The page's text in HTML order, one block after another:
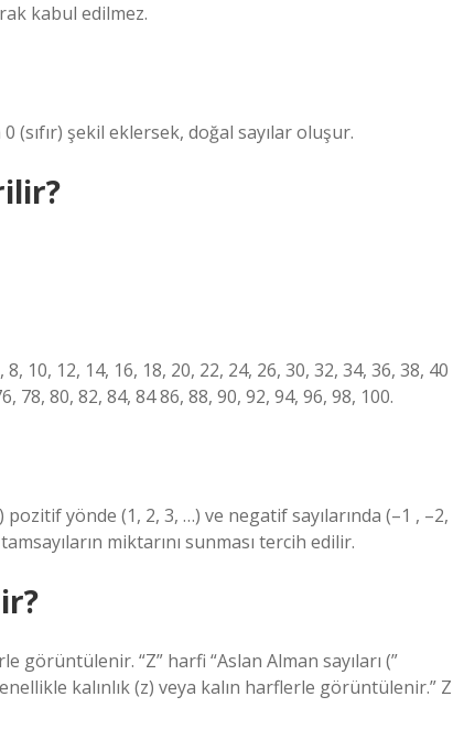
kabul edilmez.
(sıfır) şekil eklersek, doğal sayılar oluşur.
10, 12, 14, 16, 18, 20, 22, 24, 26, 30, 32, 34, 36, 38, 40
78, 80, 82, 84, 84 86, 88, 90, 92, 94, 96, 98, 100.
pozitif yönde (1, 2, 3, …) ve negatif sayılarında (–1 , –2,
miktarını sunması tercih edilir.
görüntülenir. “Z” harfi “Aslan Alman sayıları (”
kalınlık (z) veya kalın harflerle görüntülenir.” Z